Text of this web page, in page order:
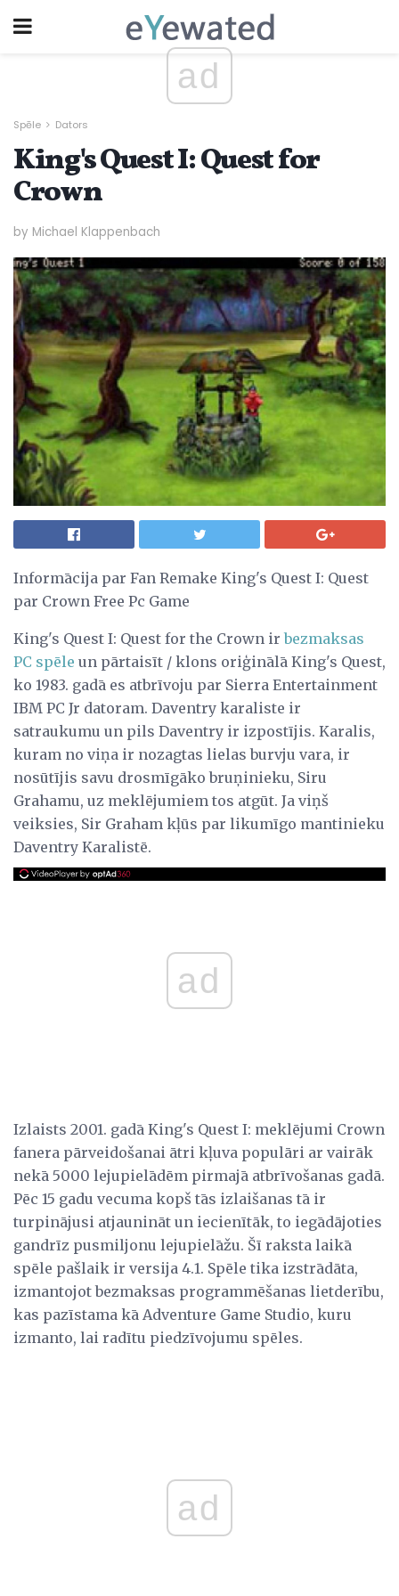
ad
Spēle Dators
King's Quest I: Quest for
Crown
by Michael Klappenbach
Informācija par Fan Remake King's Quest I: Quest
par Crown Free Pc Game
King's Quest I: Quest for the Crown irbezmaksas
PC spēle un pārtaisīt / klons oriģinālā King's Quest,
ko 1983. gadā es atbrīvoju par Sierra Entertainment
IBM PC Jr datoram. Daventry karaliste ir
satraukumu un pils Daventry ir izpostījis. Karalis,
kuram no viņa ir nozagtas lielas burvju vara, ir
nosūtījis savu drosmīgāko bruņinieku, Siru
Grahamu, uz meklējumiem tos atgūt. Ja viņš
veiksies, Sir Graham kļūs par likumīgo mantinieku
Daventry Karalistē.
ad
Izlaists 2001. gadā King's Quest I: meklējumi Crown
fanera pārveidošanai ātri kļuva populāri ar vairāk
nekā 5000 lejupielādēm pirmajā atbrīvošanas gadā.
Pēc 15 gadu vecuma kopš tās izlaišanas tā ir
turpinājusi atjaunināt un iecienītāk, to iegādājoties
gandrīz pusmiljonu lejupielāžu. Šī raksta laikā
spēle pašlaik ir versija 4.1. Spēle tika izstrādāta,
izmantojot bezmaksas programmēšanas lietderību,
kas pazīstama kā Adventure Game Studio, kuru
izmanto, lai radītu piedzīvojumu spēles.
ad